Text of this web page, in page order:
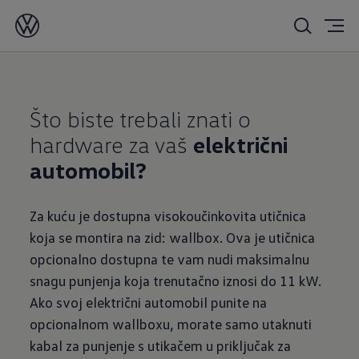
Što biste trebali znati o
hardware za vaš električni
automobil?
Za kuću je dostupna visokoučinkovita utičnica
koja se montira na zid: wallbox. Ova je utičnica
opcionalno dostupna te vam nudi maksimalnu
snagu punjenja koja trenutačno iznosi do 11 kW.
Ako svoj električni automobil punite na
opcionalnom wallboxu, morate samo utaknuti
kabal za punjenje s utikačem u priključak za